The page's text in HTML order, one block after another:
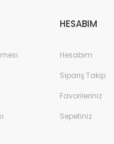
HESABIM
Hesabım
Sipariş Takip
Favorileriniz
Sepetiniz